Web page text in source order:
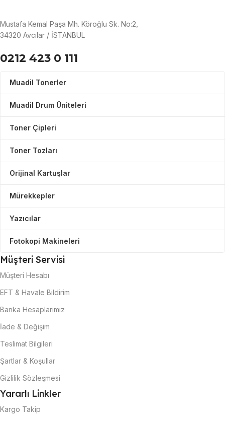
Mustafa Kemal Paşa Mh. Köroğlu Sk. No:2,
34320 Avcılar / İSTANBUL
0212 423 0 111
Muadil Tonerler
Muadil Drum Üniteleri
Toner Çipleri
Toner Tozları
Orijinal Kartuşlar
Mürekkepler
Yazıcılar
Fotokopi Makineleri
Müşteri Servisi
Müşteri Hesabı
EFT & Havale Bildirim
Banka Hesaplarımız
İade & Değişim
Teslimat Bilgileri
Şartlar & Koşullar
Gizlilik Sözleşmesi
Yararlı Linkler
Kargo Takip